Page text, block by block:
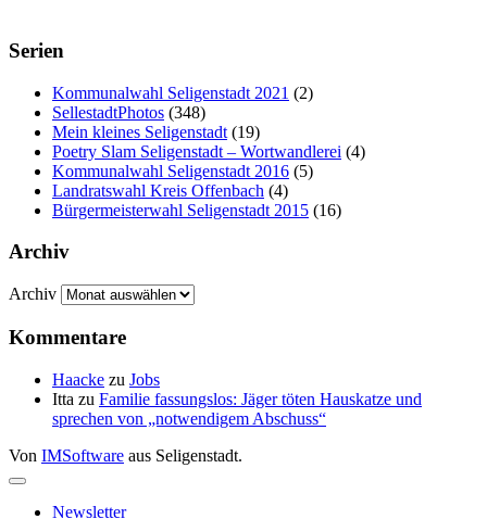
Serien
Kommunalwahl Seligenstadt 2021 (2)
SellestadtPhotos (348)
Mein kleines Seligenstadt (19)
Poetry Slam Seligenstadt – Wortwandlerei (4)
Kommunalwahl Seligenstadt 2016 (5)
Landratswahl Kreis Offenbach (4)
Bürgermeisterwahl Seligenstadt 2015 (16)
Archiv
Archiv
Kommentare
Haacke zu Jobs
Itta zu Familie fassungslos: Jäger töten Hauskatze und
sprechen von „notwendigem Abschuss“
Von IMSoftware aus Seligenstadt.
Newsletter